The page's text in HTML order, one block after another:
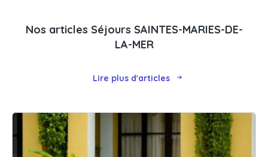
Nos articles Séjours SAINTES-MARIES-DE-
LA-MER
Lire plus d'articles